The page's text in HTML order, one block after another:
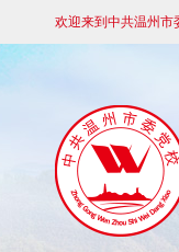
欢迎来到中共温州市